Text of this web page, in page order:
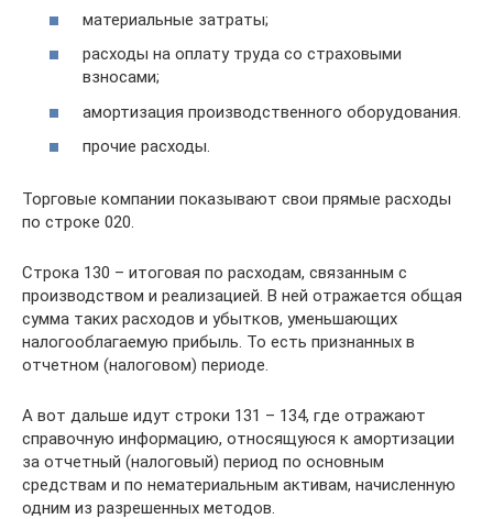
материальные затраты;
расходы на оплату труда со страховыми
взносами;
амортизация производственного оборудования.
прочие расходы.
Торговые компании показывают свои прямые расходы
по строке 020.
Строка 130 – итоговая по расходам, связанным с
производством и реализацией. В ней отражается общая
сумма таких расходов и убытков, уменьшающих
налогооблагаемую прибыль. То есть признанных в
отчетном (налоговом) периоде.
А вот дальше идут строки 131 – 134, где отражают
справочную информацию, относящуюся к амортизации
за отчетный (налоговый) период по основным
средствам и по нематериальным активам, начисленную
одним из разрешенных методов.